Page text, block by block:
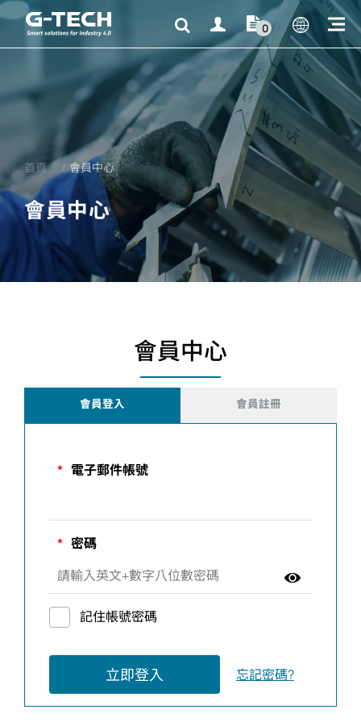
0
首頁 會員中心
會員中心
會員中心
會員登入 會員註冊
電子郵件帳號
*
密碼
*
記住帳號密碼
立即登入 忘記密碼?